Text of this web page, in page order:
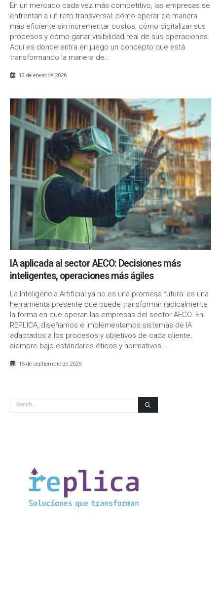
En un mercado cada vez más competitivo, las empresas se
enfrentan a un reto transversal: cómo operar de manera
más eficiente sin incrementar costos, cómo digitalizar sus
procesos y cómo ganar visibilidad real de sus operaciones.
Aquí es donde entra en juego un concepto que está
transformando la manera de...
19 de enero de 2026
IA aplicada al sector AECO: Decisiones más
inteligentes, operaciones más ágiles
La Inteligencia Artificial ya no es una promesa futura: es una
herramienta presente que puede transformar radicalmente
la forma en que operan las empresas del sector AECO. En
REPLICA, diseñamos e implementamos sistemas de IA
adaptados a los procesos y objetivos de cada cliente,
siempre bajo estándares éticos y normativos...
15 de septiembre de 2025